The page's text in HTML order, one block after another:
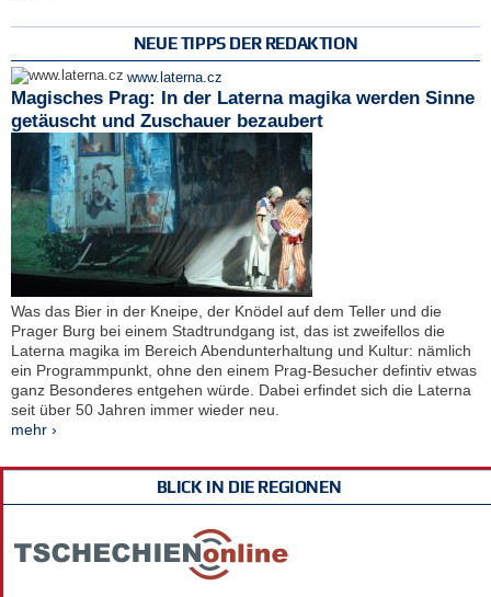
NEUE TIPPS DER REDAKTION
www.laterna.cz
Magisches Prag: In der Laterna magika werden Sinne
getäuscht und Zuschauer bezaubert
Was das Bier in der Kneipe, der Knödel auf dem Teller und die
Prager Burg bei einem Stadtrundgang ist, das ist zweifellos die
Laterna magika im Bereich Abendunterhaltung und Kultur: nämlich
ein Programmpunkt, ohne den einem Prag-Besucher defintiv etwas
ganz Besonderes entgehen würde. Dabei erfindet sich die Laterna
seit über 50 Jahren immer wieder neu.
mehr ›
BLICK IN DIE REGIONEN